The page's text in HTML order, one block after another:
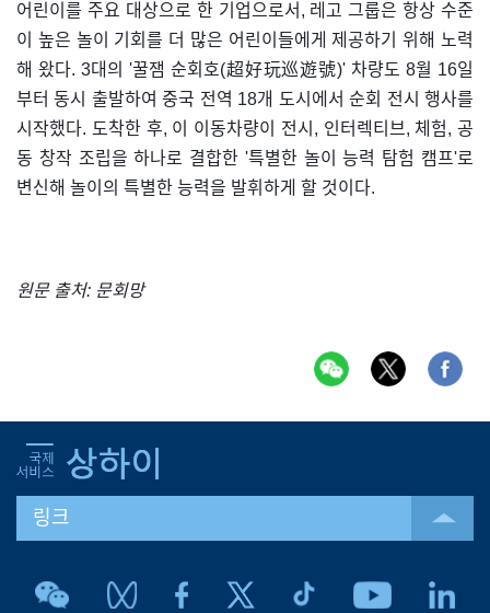
어린이를 주요 대상으로 한 기업으로서, 레고 그룹은 항상 수준
이 높은 놀이 기회를 더 많은 어린이들에게 제공하기 위해 노력
해 왔다. 3대의 '꿀잼 순회호(超好玩巡遊號)' 차량도 8월 16일
부터 동시 출발하여 중국 전역 18개 도시에서 순회 전시 행사를
시작했다. 도착한 후, 이 이동차량이 전시, 인터렉티브, 체험, 공
동 창작 조립을 하나로 결합한 '특별한 놀이 능력 탐험 캠프'로
변신해 놀이의 특별한 능력을 발휘하게 할 것이다.
원문 출처: 문회망
링크